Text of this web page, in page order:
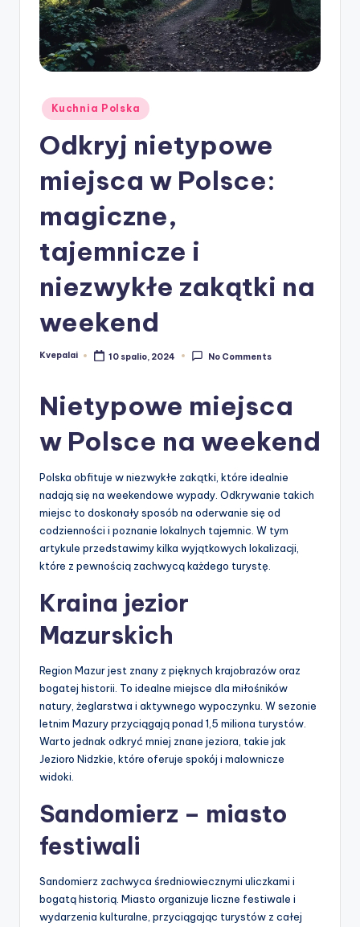
Posted
in
Kuchnia Polska
Odkryj nietypowe
miejsca w Polsce:
magiczne,
tajemnicze i
niezwykłe zakątki na
weekend
Posted
Kvepalai 10 spalio, 2024 No Comments
Nietypowe miejsca
w Polsce na weekend
Polska obfituje w niezwykłe zakątki, które idealnie
nadają się na weekendowe wypady. Odkrywanie takich
miejsc to doskonały sposób na oderwanie się od
codzienności i poznanie lokalnych tajemnic. W tym
artykule przedstawimy kilka wyjątkowych lokalizacji,
które z pewnością zachwycą każdego turystę.
Kraina jezior
Mazurskich
Region Mazur jest znany z pięknych krajobrazów oraz
bogatej historii. To idealne miejsce dla miłośników
natury, żeglarstwa i aktywnego wypoczynku. W sezonie
letnim Mazury przyciągają ponad 1,5 miliona turystów.
Warto jednak odkryć mniej znane jeziora, takie jak
Jezioro Nidzkie, które oferuje spokój i malownicze
widoki.
Sandomierz – miasto
festiwali
Sandomierz zachwyca średniowiecznymi uliczkami i
bogatą historią. Miasto organizuje liczne festiwale i
wydarzenia kulturalne, przyciągając turystów z całej